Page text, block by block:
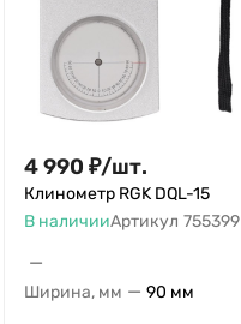
4 990 ₽/шт.
Клинометр RGK DQL-15
В наличииАртикул 755399
—
Ширина, мм — 90 мм